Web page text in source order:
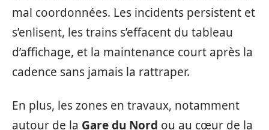
mal coordonnées. Les incidents persistent et
s’enlisent, les trains s’effacent du tableau
d’affichage, et la maintenance court après la
cadence sans jamais la rattraper.
En plus, les zones en travaux, notamment
autour de la Gare du Nord ou au cœur de la